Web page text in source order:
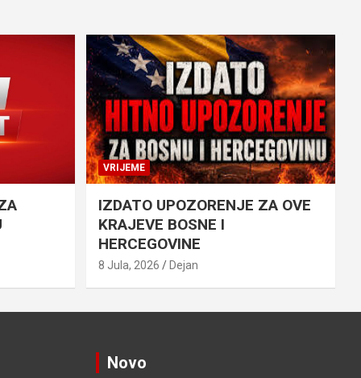
VRIJEME
IZDATO UPOZORENJE ZA OVE
KRAJEVE BOSNE I
HERCEGOVINE
8 Jula, 2026 Dejan
Novo